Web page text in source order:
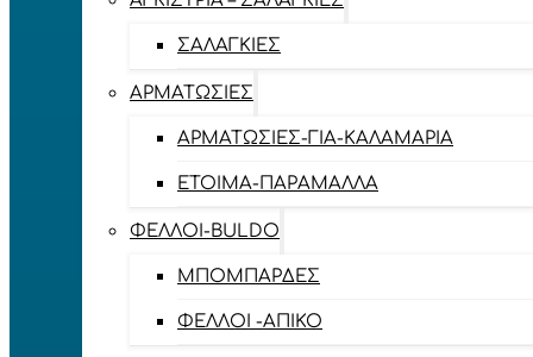
ΣΑΛΑΓΚΙΈΣ
ΑΡΜΑΤΩΣΙΈΣ
ΑΡΜΑΤΩΣΙΈΣ-ΓΙΑ-ΚΑΛΑΜΆΡΙΑ
ΈΤΟΙΜΑ-ΠΑΡΆΜΑΛΛΑ
ΦΕΛΛΟΊ-BULDO
ΜΠΟΜΠΆΡΔΕΣ
ΦΕΛΛΟΊ -ΑΠΊΚΟ